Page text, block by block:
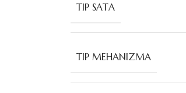
TIP SATA
TIP MEHANIZMA